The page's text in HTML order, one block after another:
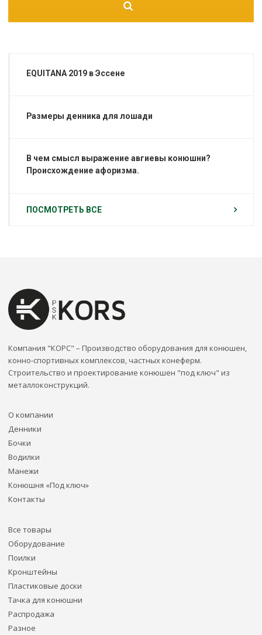
EQUITANA 2019 в Эссене
Размеры денника для лошади
В чем смысл выражение авгиевы конюшни?
Происхождение афоризма.
ПОСМОТРЕТЬ ВСЕ
Компания "КОРС" – Производство оборудования для конюшен,
конно-спортивных комплексов, частных конеферм.
Строительство и проектирование конюшен "под ключ" из
металлоконструкций.
О компании
Денники
Бочки
Водилки
Манежи
Конюшня «Под ключ»
Контакты
Все товары
Оборудование
Поилки
Кронштейны
Пластиковые доски
Тачка для конюшни
Распродажа
Разное